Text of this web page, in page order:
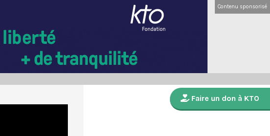
Contenu sponsorisé
Faire un don à KTO